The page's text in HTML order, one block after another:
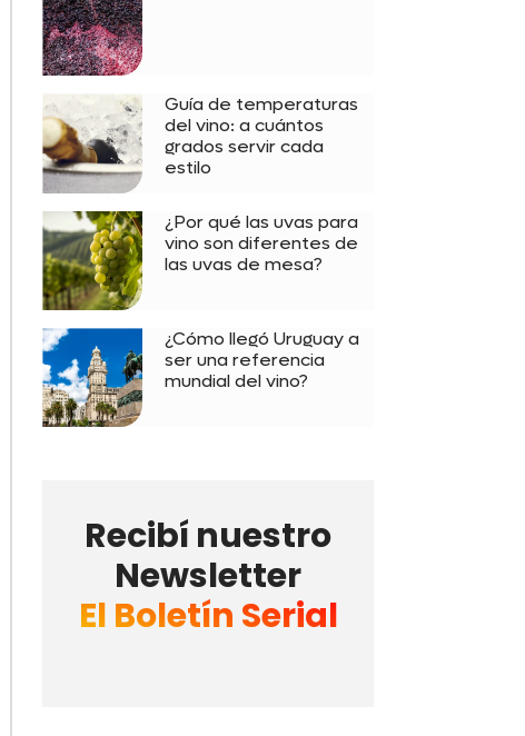
Guía de temperaturas
del vino: a cuántos
grados servir cada
estilo
¿Por qué las uvas para
vino son diferentes de
las uvas de mesa?
¿Cómo llegó Uruguay a
ser una referencia
mundial del vino?
Recibí nuestro
Newsletter
El Boletín Serial